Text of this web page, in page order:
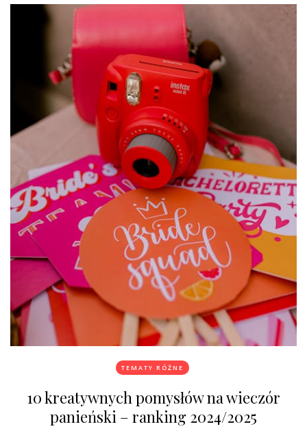
TEMATY RÓŻNE
10 kreatywnych pomysłów na wieczór
panieński – ranking 2024/2025